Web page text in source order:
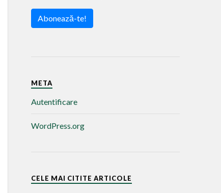
Abonează-te!
META
Autentificare
WordPress.org
CELE MAI CITITE ARTICOLE